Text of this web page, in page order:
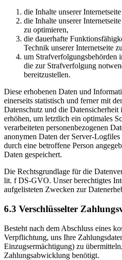
die Inhalte unserer
die Inhalte unserer
zu optimieren,
die dauerhafte
Technik unserer Internetseite
um Strafverfolgungsbehörden
die zur Strafverfolgung
bereitzustellen.
Diese erhobenen Daten und
einerseits statistisch und ferner mit
Datenschutz und die Datensicherheit
erhöhen, um letztlich ein optimales
verarbeiteten personenbezogenen
anonymen Daten der Server-
durch eine betroffene Person
Daten gespeichert.
Die Rechtsgrundlage für die
lit. f DS-GVO. Unser berechtigtes
aufgelisteten Zwecken zur
6.3 Verschlüsselter
Besteht nach dem Abschluss eines
Verpflichtung, uns Ihre
Einzugsermächtigung) zu
Zahlungsabwicklung benötigt.